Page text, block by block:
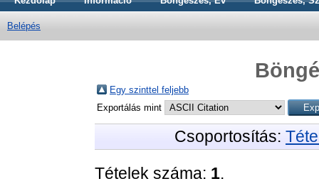
Belépés
Egy szinttel feljebb
Exportálás mint
Csoportosítás:
Tételek száma: 1.